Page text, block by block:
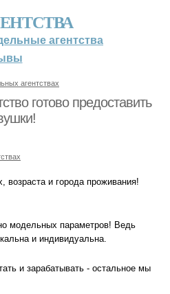
агентства
агентствах
готово предоставить
возраста и города проживания!
модельных параметров! Ведь
и индивидуальна.
и зарабатывать - остальное мы